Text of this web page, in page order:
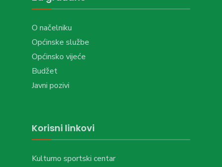
O načelniku
Općinske službe
Općinsko vijeće
Budžet
Javni pozivi
Korisni linkovi
Kulturno sportski centar